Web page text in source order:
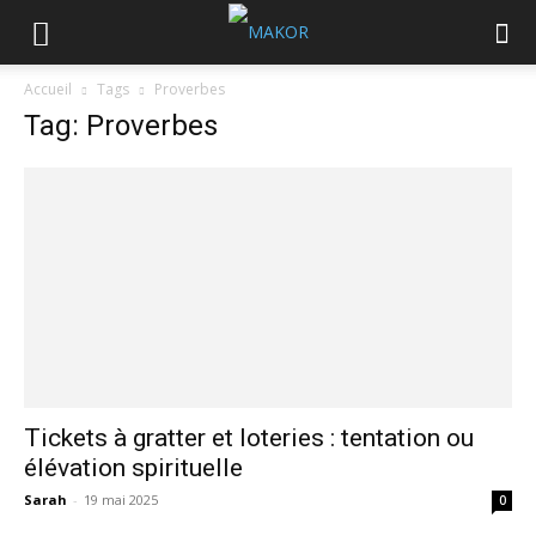
Accueil Tags Proverbes
Tag: Proverbes
Tickets à gratter et loteries : tentation ou
élévation spirituelle
Sarah - 19 mai 2025 0